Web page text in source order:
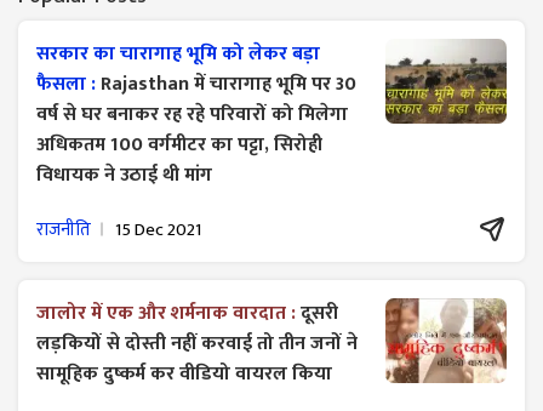
सरकार का चारागाह भूमि को लेकर बड़ा
फैसला :Rajasthan में चारागाह भूमि पर 30
वर्ष से घर बनाकर रह रहे परिवारों को मिलेगा
अधिकतम 100 वर्गमीटर का पट्टा, सिरोही
विधायक ने उठाई थी मांग
राजनीति 15 Dec 2021
जालोर में एक और शर्मनाक वारदात :दूसरी
लड़कियों से दोस्ती नहीं करवाई तो तीन जनों ने
सामूहिक दुष्कर्म कर वीडियो वायरल किया